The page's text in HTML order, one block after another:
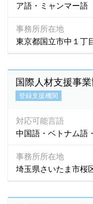
ア語・ミャンマー語
事務所所在地
東京都国立市中１丁
国際人材支援事
登録支援機関
対応可能言語
中国語・ベトナム語
事務所所在地
埼玉県さいたま市桜